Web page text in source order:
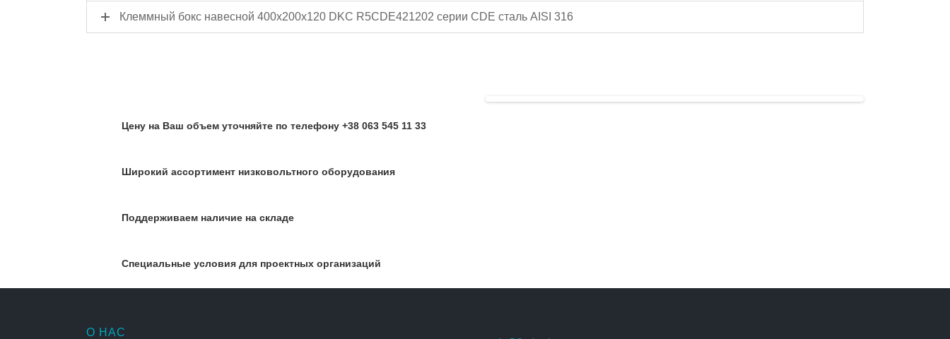
Клеммный бокс навесной 400x200x120 DKC R5CDE421202 серии CDE сталь AISI 316
Цену на Ваш объем уточняйте по телефону +38 063 545 11 33
Широкий ассортимент низковольтного оборудования
Поддерживаем наличие на складе
Специальные условия для проектных организаций
О НАС